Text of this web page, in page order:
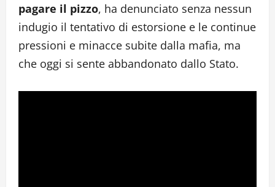
pagare il pizzo, ha denunciato senza nessun
indugio il tentativo di estorsione e le continue
pressioni e minacce subite dalla mafia, ma
che oggi si sente abbandonato dallo Stato.